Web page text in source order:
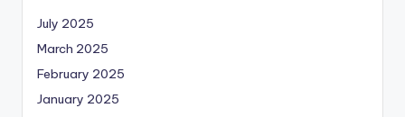
July 2025
March 2025
February 2025
January 2025